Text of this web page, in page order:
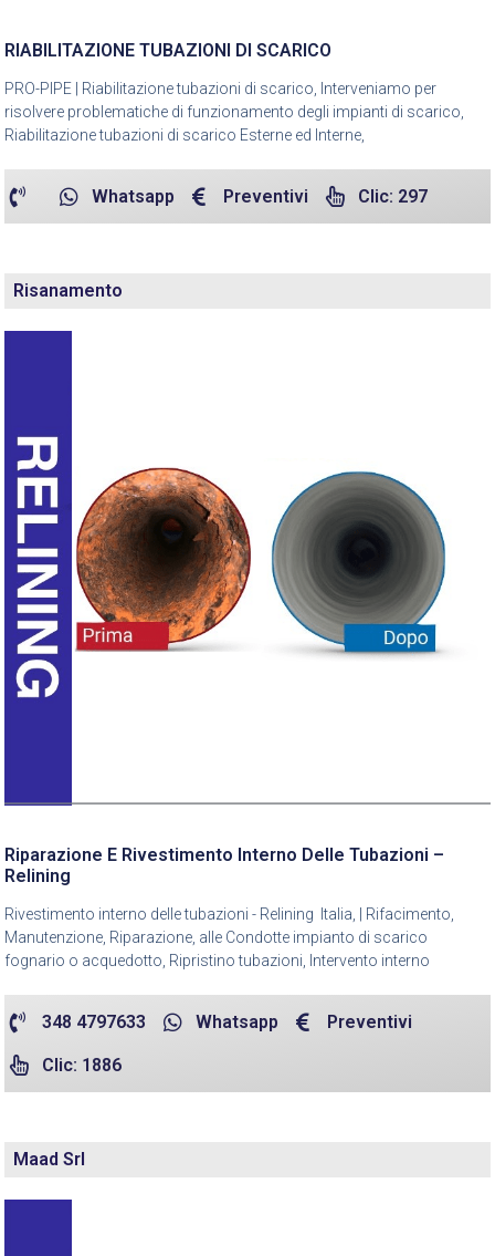
RIABILITAZIONE TUBAZIONI DI SCARICO
PRO-PIPE | Riabilitazione tubazioni di scarico, Interveniamo per
risolvere problematiche di funzionamento degli impianti di scarico,
Riabilitazione tubazioni di scarico Esterne ed Interne,
Whatsapp Preventivi Clic: 297
Risanamento
Riparazione E Rivestimento Interno Delle Tubazioni –
Relining
Rivestimento interno delle tubazioni - Relining Italia, | Rifacimento,
Manutenzione, Riparazione, alle Condotte impianto di scarico
fognario o acquedotto, Ripristino tubazioni, Intervento interno
348 4797633 Whatsapp Preventivi
Clic: 1886
Maad Srl